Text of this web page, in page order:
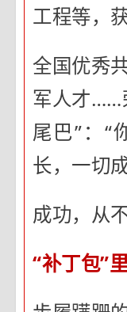
工程等，
全国优秀
军人才……
尾巴”：“
长，一切
成功，从
“补丁包”